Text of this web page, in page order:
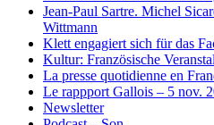
Jean-Paul Sartre. Michel
Wittmann
Klett engagiert sich für das
Kultur: Französische
La presse quotidienne en
Le rappport Gallois – 5 nov.
Newsletter